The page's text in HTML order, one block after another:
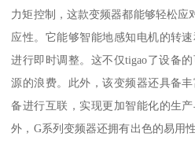
力矩控制，这款变频器都能够轻松应
应性。它能够智能地感知电机的转
进行即时调整。这不仅tigao了设备
源的浪费。此外，该变频器还具备
备进行互联，实现更加智能化的生
外，G系列变频器还拥有出色的易用